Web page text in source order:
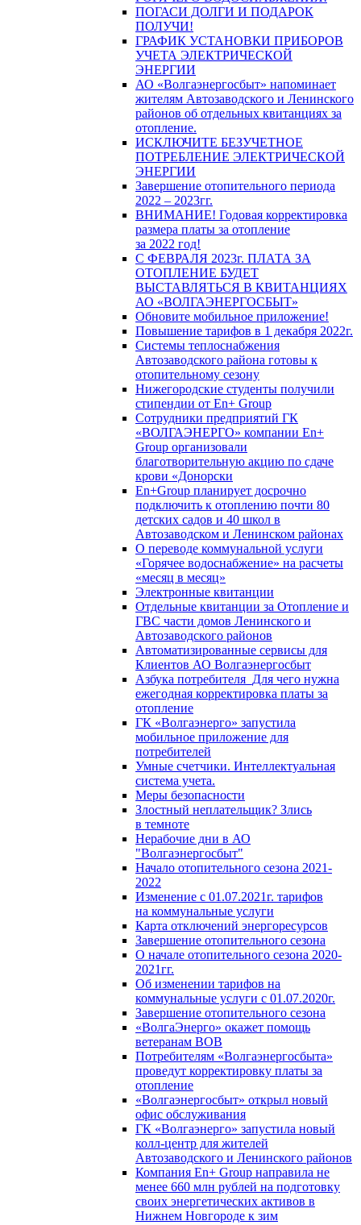
ПОГАСИ ДОЛГИ И ПОДАРОК
ПОЛУЧИ!
ГРАФИК УСТАНОВКИ ПРИБОРОВ
УЧЕТА ЭЛЕКТРИЧЕСКОЙ
ЭНЕРГИИ
АО «Волгаэнергосбыт» напоминает
жителям Автозаводского и Ленинского
районов об отдельных квитанциях за
отопление.
ИСКЛЮЧИТЕ БЕЗУЧЕТНОЕ
ПОТРЕБЛЕНИЕ ЭЛЕКТРИЧЕСКОЙ
ЭНЕРГИИ
Завершение отопительного периода
2022 – 2023гг.
ВНИМАНИЕ! Годовая корректировка
размера платы за отопление
за 2022 год!
С ФЕВРАЛЯ 2023г. ПЛАТА ЗА
ОТОПЛЕНИЕ БУДЕТ
ВЫСТАВЛЯТЬСЯ В КВИТАНЦИЯХ
АО «ВОЛГАЭНЕРГОСБЫТ»
Обновите мобильное приложение!
Повышение тарифов в 1 декабря 2022г.
Системы теплоснабжения
Автозаводского района готовы к
отопительному сезону
Нижегородские студенты получили
стипендии от En+ Group
Сотрудники предприятий ГК
«ВОЛГАЭНЕРГО» компании En+
Group организовали
благотворительную акцию по сдаче
крови «Донорски
En+Group планирует досрочно
подключить к отоплению почти 80
детских садов и 40 школ в
Автозаводском и Ленинском районах
О переводе коммунальной услуги
«Горячее водоснабжение» на расчеты
«месяц в месяц»
Электронные квитанции
Отдельные квитанции за Отопление и
ГВС части домов Ленинского и
Автозаводского районов
Автоматизированные сервисы для
Клиентов АО Волгаэнергосбыт
Азбука потребителя_Для чего нужна
ежегодная корректировка платы за
отопление
ГК «Волгаэнерго» запустила
мобильное приложение для
потребителей
Умные счетчики. Интеллектуальная
система учета.
Меры безопасности
Злостный неплательщик? Злись
в темноте
Нерабочие дни в АО
"Волгаэнергосбыт"
Начало отопительного сезона 2021-
2022
Изменение с 01.07.2021г. тарифов
на коммунальные услуги
Карта отключений энергоресурсов
Завершение отопительного сезона
О начале отопительного сезона 2020-
2021гг.
Об изменении тарифов на
коммунальные услуги с 01.07.2020г.
Завершение отопительного сезона
«ВолгаЭнерго» окажет помощь
ветеранам ВОВ
Потребителям «Волгаэнергосбыта»
проведут корректировку платы за
отопление
«Волгаэнергосбыт» открыл новый
офис обслуживания
ГК «Волгаэнерго» запустила новый
колл-центр для жителей
Автозаводского и Ленинского районов
Компания En+ Group направила не
менее 660 млн рублей на подготовку
своих энергетических активов в
Нижнем Новгороде к зим